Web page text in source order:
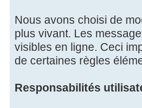
Nous avons choisi de
plus vivant. Les
visibles en ligne. Ceci
de certaines règles
Responsabilités